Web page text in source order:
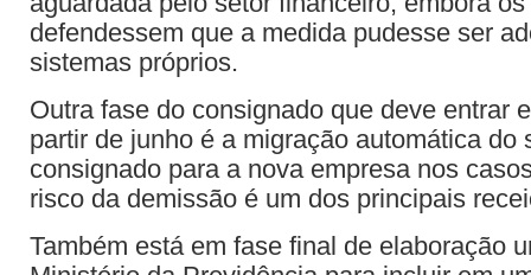
defendessem que a medida pudesse ser
sistemas próprios.
Outra fase do consignado que deve entrar
partir de junho é a migração automática do
consignado para a nova empresa nos
risco da demissão é um dos principais
Também está em fase final de elaboração